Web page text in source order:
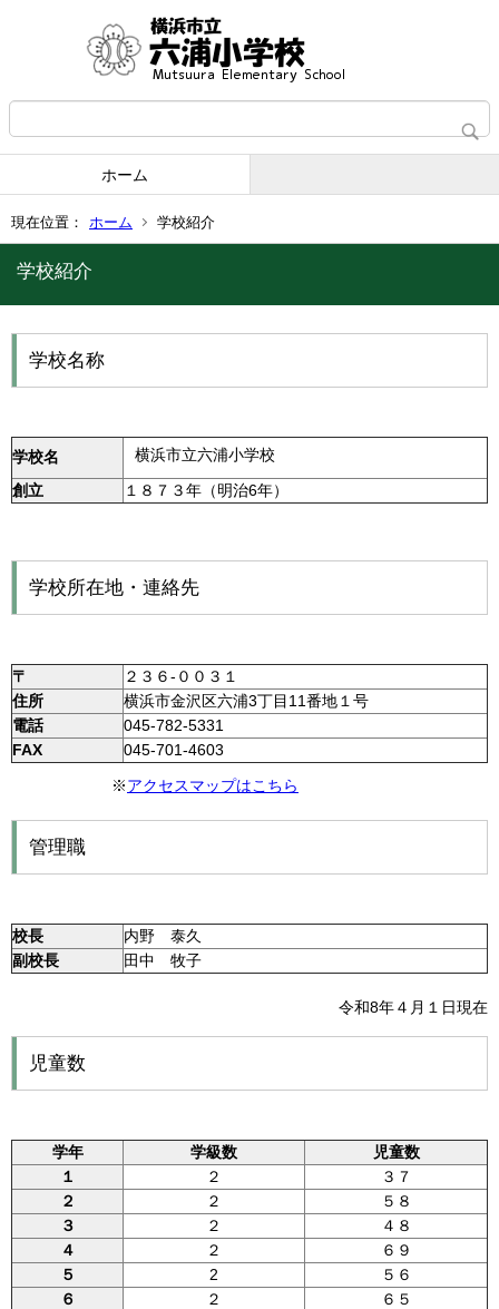
ホーム
現在位置： ホーム 学校紹介
学校紹介
学校名称
学校名
横浜市立六浦小学校
創立
１８７３年（明治6年）
学校所在地・連絡先
〒
２３６-００３１
住所
横浜市金沢区六浦3丁目11番地１号
電話
045-782-5331
FAX
045-701-4603
※アクセスマップはこちら
管理職
校長
内野 泰久
副校長
田中 牧子
令和8年４月１日現在
児童数
学年 学級数
児童数
１
２
３７
２
２
５８
３
２
４８
４
２
６９
５
2
５６
６
２
６５